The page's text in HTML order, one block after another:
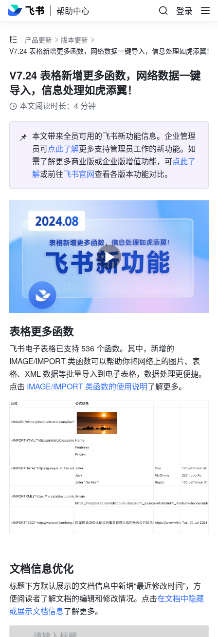
帮助中心 登录
产品更新
版本更新
V7.24 表格新增更多函数，网络数据一键导入，信息处理如虎添翼！
V7.24 表格新增更多函数，网络数据一键
导入，信息处理如虎添翼！
本文阅读时长：4 分钟
📌 本文带来全员可用的飞书新功能信息。企业管理
员可点此了解更多支持管理员工作的新功能。如
需了解更多商业版或企业版增值功能，可点此了
解或前往飞书官网查看各版本功能对比。
表格更多函数
飞书电子表格已支持 536 个函数。其中，新增的
IMAGE/IMPORT 类函数可以帮助你将网络上的图片、表
格、XML 数据等批量导入到电子表格，数据处理更便捷。
点击 IMAGE/IMPORT 类函数的使用说明了解更多。
文档信息优化
标题下方默认展示的文档信息中新增“最近修改时间”，方
便阅读者了解文档的编辑和修改情况。点击在文档中隐藏
或展示文档信息了解更多。